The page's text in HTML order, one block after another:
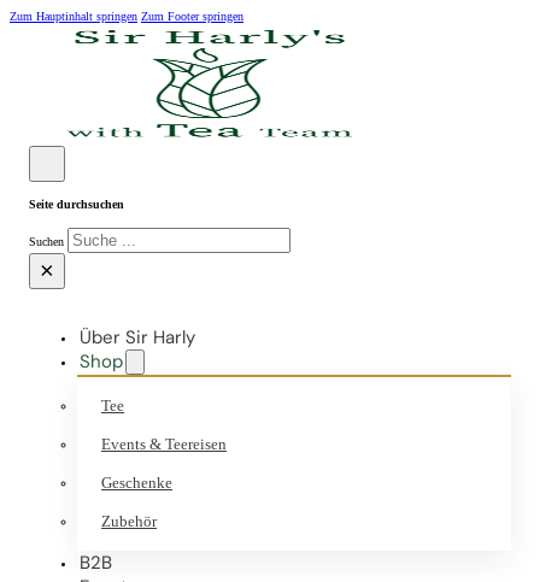
Zum Hauptinhalt springen Zum Footer springen
Seite durchsuchen
Suchen
×
Über Sir Harly
Shop
Tee
Events & Teereisen
Geschenke
Zubehör
B2B